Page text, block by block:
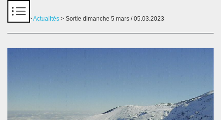
>Actualités > Sortie dimanche 5 mars / 05.03.2023